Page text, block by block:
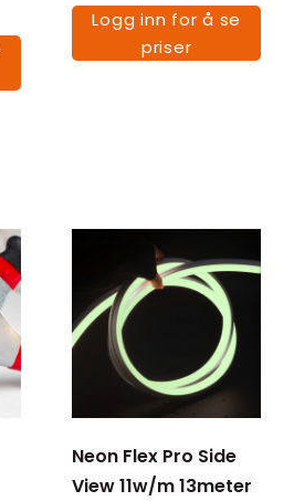
Logg inn for å se
priser
Neon Flex Pro Side
View 11w/m 13meter